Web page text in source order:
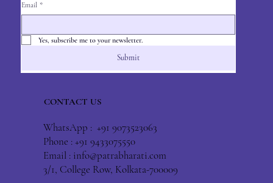
Email *
Yes, subscribe me to your newsletter.
Submit
CONTACT US
WhatsApp : +91 9073523063
Phone : +91 9433075550
Email : info@patrabharati.com
3/1, College Row, Kolkata-700009